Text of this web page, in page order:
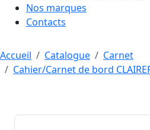
Nos marques
Contacts
Accueil Catalogue
Carnet
Cahier/Carnet de bord